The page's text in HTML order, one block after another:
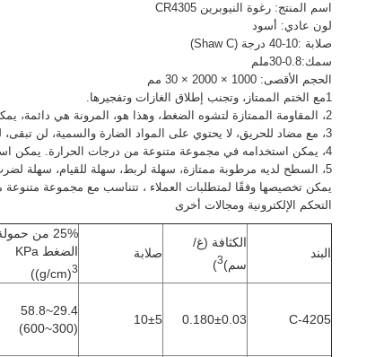
اسم المنتج: رغوة النيوبرين CR4305
لون عادي: أسود
صلابة :10-40 درجة (Shaw C)
سمك:0.8-30ملم
الحجم الأقصى: 1000 × 2000 × 30 مم
1مع الختم الممتاز، وتجنب إطلاق الغازات وتفجيرها.
2، المقاومة الممتازة لتشوه الضغط، وهذا هو، المرونة هي دائمة، يمكن أن تضمن أن الملحقات الحصول على حماية الصدمة طويلة الأجل.
3، مع مضاد للحريق، لا يحتوي على المواد الضارة والسمية، لن تبقى، لن تلوث المعدات، لا يآكل المعدن.
4، يمكن استخدامه في مجموعة متنوعة من درجات الحرارة. يمكن استخدامه من -40 درجة مئوية إلى 100 درجة مئوية.
5، السطح لديه مرطوبة ممتازة، سهلة لربط، سهلة للقيام، سهلة لضرب.
يمكن تخصيصها وفقًا لمتطلبات العملاء ، تتناسب مع مجموعة متنوعة
التحكم الإلكترونية ومجالات أخرى
البند
الكثافة (غ/
سم)3
)
صلابة
25% من
الضغط KPa
(g/cm)3
)
C-4205
0.180±0.03
10±5
29.4~58.8
(300~600)